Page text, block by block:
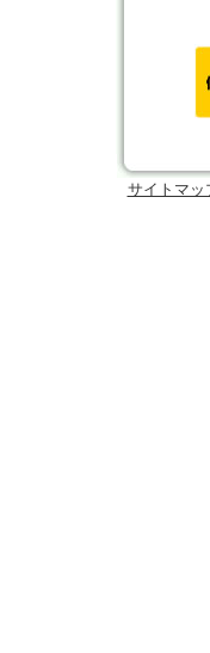
サイトマッ